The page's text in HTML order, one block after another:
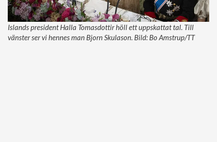
Islands president Halla Tomasdottir höll ett uppskattat tal. Till
vänster ser vi hennes man Bjorn Skulason. Bild: Bo Amstrup/TT